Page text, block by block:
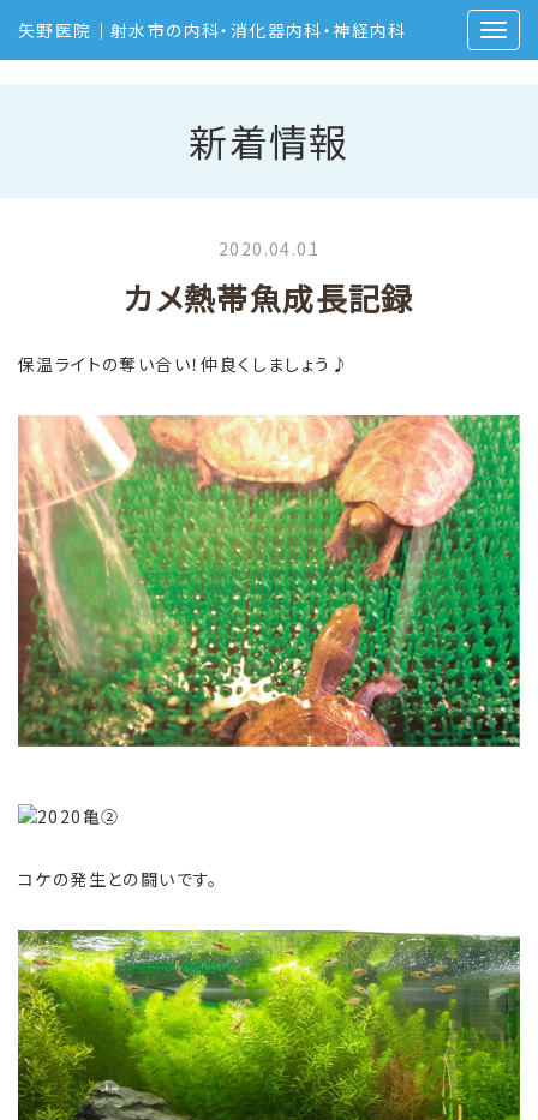
矢野医院｜射水市の内科・消化器内科・神経内科
新着情報
2020.04.01
カメ熱帯魚成長記録
保温ライトの奪い合い！仲良くしましょう♪
コケの発生との闘いです。